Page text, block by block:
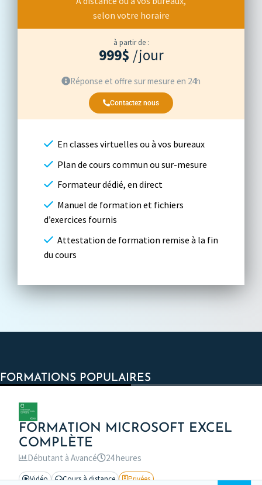
selon votre horaire
à partir de :
999$ /jour
Réponse et offre sur mesure en 24h
Contactez nous
En classes virtuelles ou à vos bureaux
Plan de cours commun ou sur-mesure
Formateur dédié, en direct
Manuel de formation et fichiers
d’exercices fournis
Attestation de formation remise à la fin
du cours
FORMATIONS POPULAIRES
FORMATION MICROSOFT EXCEL
COMPLÈTE
Débutant à Avancé 24 heures
Vidéo Cours à distance Privées